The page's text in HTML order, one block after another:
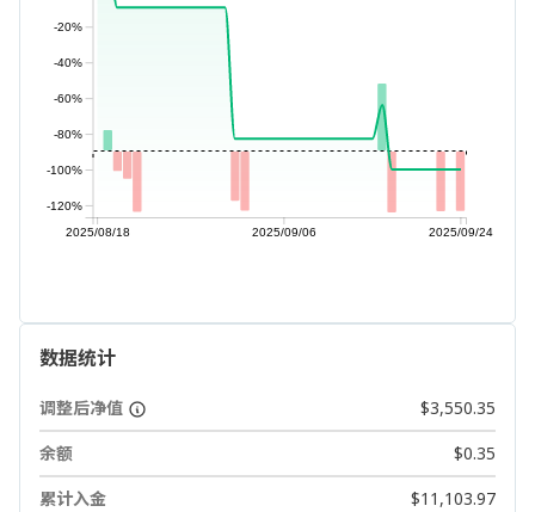
-120%
-100%
-80%
-60%
-40%
-20%
2025/08/18 2025/09/06 2025/09/24
数据统计
调整后净值
$3,550.35
余额
$0.35
累计入金
$11,103.97